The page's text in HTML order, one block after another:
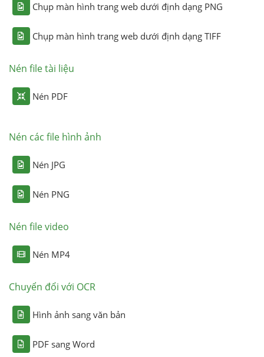
Chụp màn hình trang web dưới định dạng PNG
Chụp màn hình trang web dưới định dạng TIFF
Nén file tài liệu
Nén PDF
Nén các file hình ảnh
Nén JPG
Nén PNG
Nén file video
Nén MP4
Chuyển đổi với OCR
Hình ảnh sang văn bản
PDF sang Word